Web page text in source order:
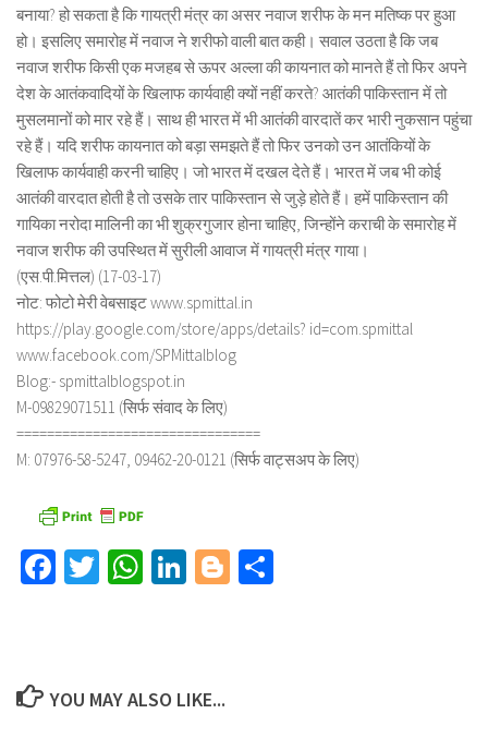
बनाया? हो सकता है कि गायत्री मंत्र का असर नवाज शरीफ के मन मतिष्क पर हुआ
हो। इसलिए समारोह में नवाज ने शरीफो वाली बात कही। सवाल उठता है कि जब
नवाज शरीफ किसी एक मजहब से ऊपर अल्ला की कायनात को मानते हैं तो फिर अपने
देश के आतंकवादियों के खिलाफ कार्यवाही क्यों नहीं करते? आतंकी पाकिस्तान में तो
मुसलमानों को मार रहे हैं। साथ ही भारत में भी आतंकी वारदातें कर भारी नुकसान पहुंचा
रहे हैं। यदि शरीफ कायनात को बड़ा समझते हैं तो फिर उनको उन आतंकियों के
खिलाफ कार्यवाही करनी चाहिए। जो भारत में दखल देते हैं। भारत में जब भी कोई
आतंकी वारदात होती है तो उसके तार पाकिस्तान से जुड़े होते हैं। हमें पाकिस्तान की
गायिका नरोदा मालिनी का भी शुक्रगुजार होना चाहिए, जिन्होंने कराची के समारोह में
नवाज शरीफ की उपस्थित में सुरीली आवाज में गायत्री मंत्र गाया।
(एस.पी.मित्तल) (17-03-17)
नोट: फोटो मेरी वेबसाइट www.spmittal.in
https://play.google.com/store/apps/details? id=com.spmittal
www.facebook.com/SPMittalblog
Blog:- spmittalblogspot.in
M-09829071511 (सिर्फ संवाद के लिए)
================================
M: 07976-58-5247, 09462-20-0121 (सिर्फ वाट्सअप के लिए)
Facebook
TwitterWhatsApp
LinkedIn
Blogger
YOU MAY ALSO LIKE...